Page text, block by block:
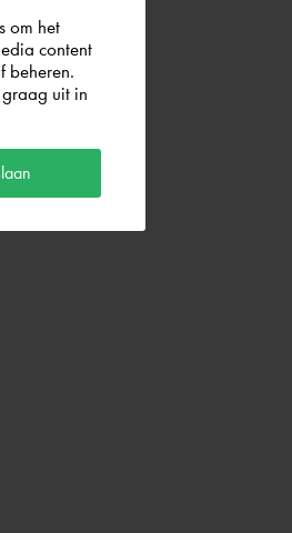
om het
content
beheren.
uit in